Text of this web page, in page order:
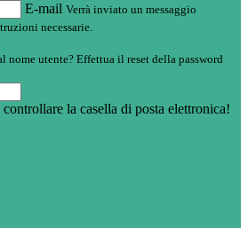
E-mail Verrà inviato un messaggio
necessarie.
nome utente? Effettua il reset della password
la casella di posta elettronica!